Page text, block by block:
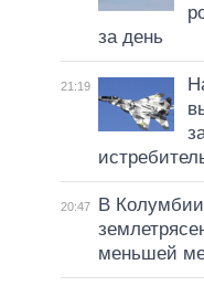
за день
21:19
20:47
В
меньшей